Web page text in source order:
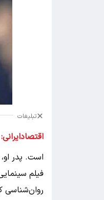
تبلیغات
اقتصادایرانی:
است. پدر
فیلم
روان‌شناسی